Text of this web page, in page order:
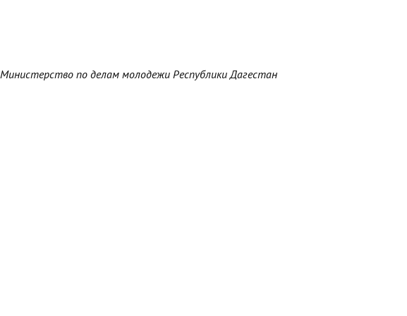
Министерство по делам молодежи Республики Дагестан